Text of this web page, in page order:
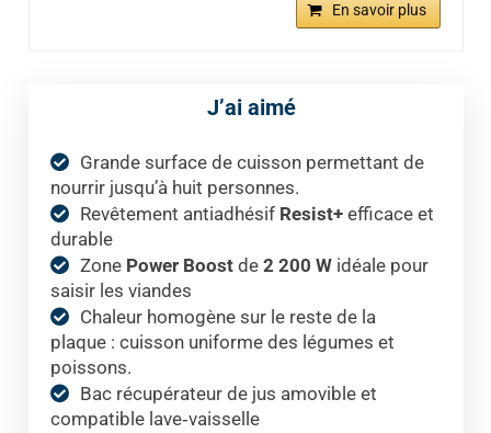
En savoir plus
J’ai aimé
Grande surface de cuisson permettant de
nourrir jusqu’à huit personnes.
Revêtement antiadhésif Resist+efficace et
durable
Zone Power Boostde 2 200 Widéale pour
saisir les viandes
Chaleur homogène sur le reste de la
plaque : cuisson uniforme des légumes et
poissons.
Bac récupérateur de jus amovible et
compatible lave‑vaisselle